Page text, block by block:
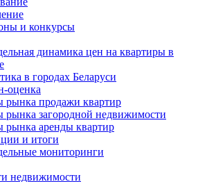
и конкурсы
динамика цен на квартиры в
в городах Беларуси
оценка
рынка продажи квартир
рынка загородной недвижимости
рынка аренды квартир
и итоги
мониторинги
недвижимости